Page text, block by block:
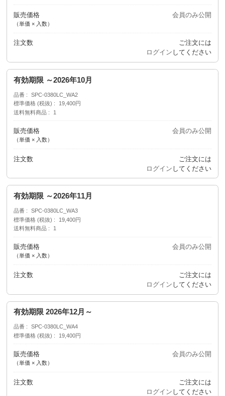
販売価格
（単価 × 入数）
会員のみ公開
注文数
ご注文には
ログイン してください
有効期限 ～2026年10月
品番
SPC-0380LC_WA2
標準価格 (税抜)
19,400円
送料無料商品
1
販売価格
（単価 × 入数）
会員のみ公開
注文数
ご注文には
ログイン してください
有効期限 ～2026年11月
品番
SPC-0380LC_WA3
標準価格 (税抜)
19,400円
送料無料商品
1
販売価格
（単価 × 入数）
会員のみ公開
注文数
ご注文には
ログイン してください
有効期限 2026年12月～
品番
SPC-0380LC_WA4
標準価格 (税抜)
19,400円
販売価格
（単価 × 入数）
会員のみ公開
注文数
ご注文には
ログイン してください